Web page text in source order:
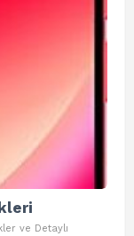
ve Detaylı